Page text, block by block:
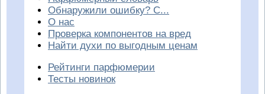
Обнаружили ошибку? С...
О нас
Проверка компонентов на вред
Найти духи по выгодным ценам
Рейтинги парфюмерии
Тесты новинок